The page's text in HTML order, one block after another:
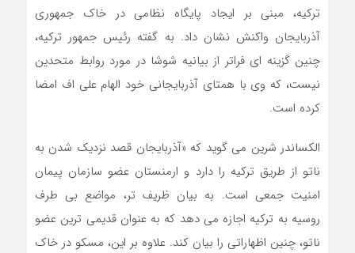
ترکیه، مبنی بر ایجاد پایگاه نظامی در خاک جمهوری
آذربایجان واکنش نشان داد. به گفته رئیس جمهور ترکیه،
چنین گزینه ای فراتر از بیانیه شوشا در مورد روابط متحدین
نیست، که وی با همتای آذربایجانی خود الهام علی اف امضا
کرده است.
الکساندر شرین می گوید که «آذربایجان قصد نزدیک شدن به
ناتو از طریق ترکیه را دارد و ارمنستان عضو سازمان پیمان
امنیت جمعی است. به بیان ظریف تر، مواضع بی طرف
روسیه به ترکیه اجازه می دهد که به عنوان قدیمی ترین عضو
ناتو، چنین اظهاراتی را بیان کند. علاوه بر این، مسکو در خاک